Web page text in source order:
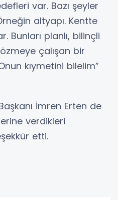
var. Bazı şeyler
altyapı. Kentte
Bunları planlı, bilinçli
çalışan bir
kıymetini bilelim”
İmren Erten de
verdikleri
etti.